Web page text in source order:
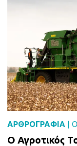
ΑΡΘΡΟΓΡΑΦΙΑ |
Ο Αγροτικός